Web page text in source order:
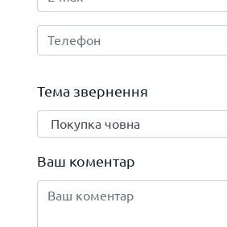
Тема звернення
Ваш коментар